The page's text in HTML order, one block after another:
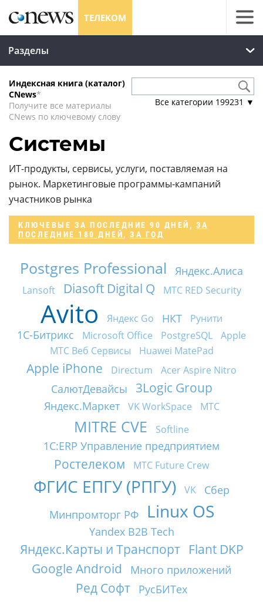
ТЕЛЕКОМ
Разделы
Индексная книга (каталог)
CNews*
Получите все материалы
CNews по ключевому слову
Все категории 199231 ▼
Системы
ИТ-продукты, сервисы, услуги, поставляемая на
рынок. Маркетинговые программы-кампаний
участников рынка
КЛЮЧЕВЫЕ ЗА ПОСЛЕДНИЕ 90 ДНЕЙ , ЗА
ПОСЛЕДНИЕ 180 ДНЕЙ, ЗА ГОД
Postgres Professional Яндекс.Алиса
Lansoft Diasoft Digital Q МТС RED Security
Avito Яндекс Go НКТ Рунити
1С-Битрикс Microsoft Office PostgreSQL
Apple
МТС Веб Сервисы
Huawei MatePad
Apple iPhone Directum Acer Aspire Nitro
СалютДевайсы 3Logic Group
Яндекс.Маркет VK WorkSpace МТС
MITRE CVE Softline
1С:ERP Управление предприятием
Ростелеком МТС Future Crew
ФГИС ЕПГУ (РПГУ) VK
Сбер
Минпромторг РФ
Linux OS
Yandex B2B Tech
Яндекс.Карты и Транспорт Flant DKP
Google Android
Много приложений
Ред Софт РусБИТех